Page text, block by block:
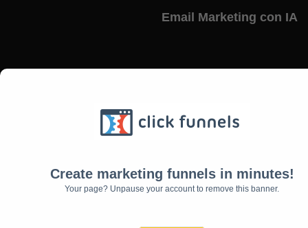
Create marketing funnels in minutes!
Your page? Unpause your account to remove this banner.
Email Marketing con IA
Escribe Menos, Vende Más:
Sistema de